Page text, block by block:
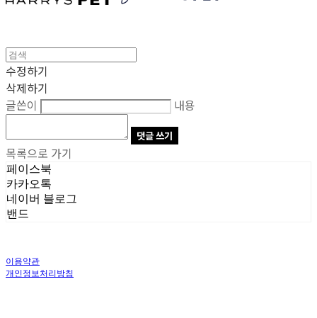
수정하기
삭제하기
글쓴이
내용
댓글 쓰기
목록으로 가기
페이스북
카카오톡
네이버 블로그
밴드
이용약관
개인정보처리방침